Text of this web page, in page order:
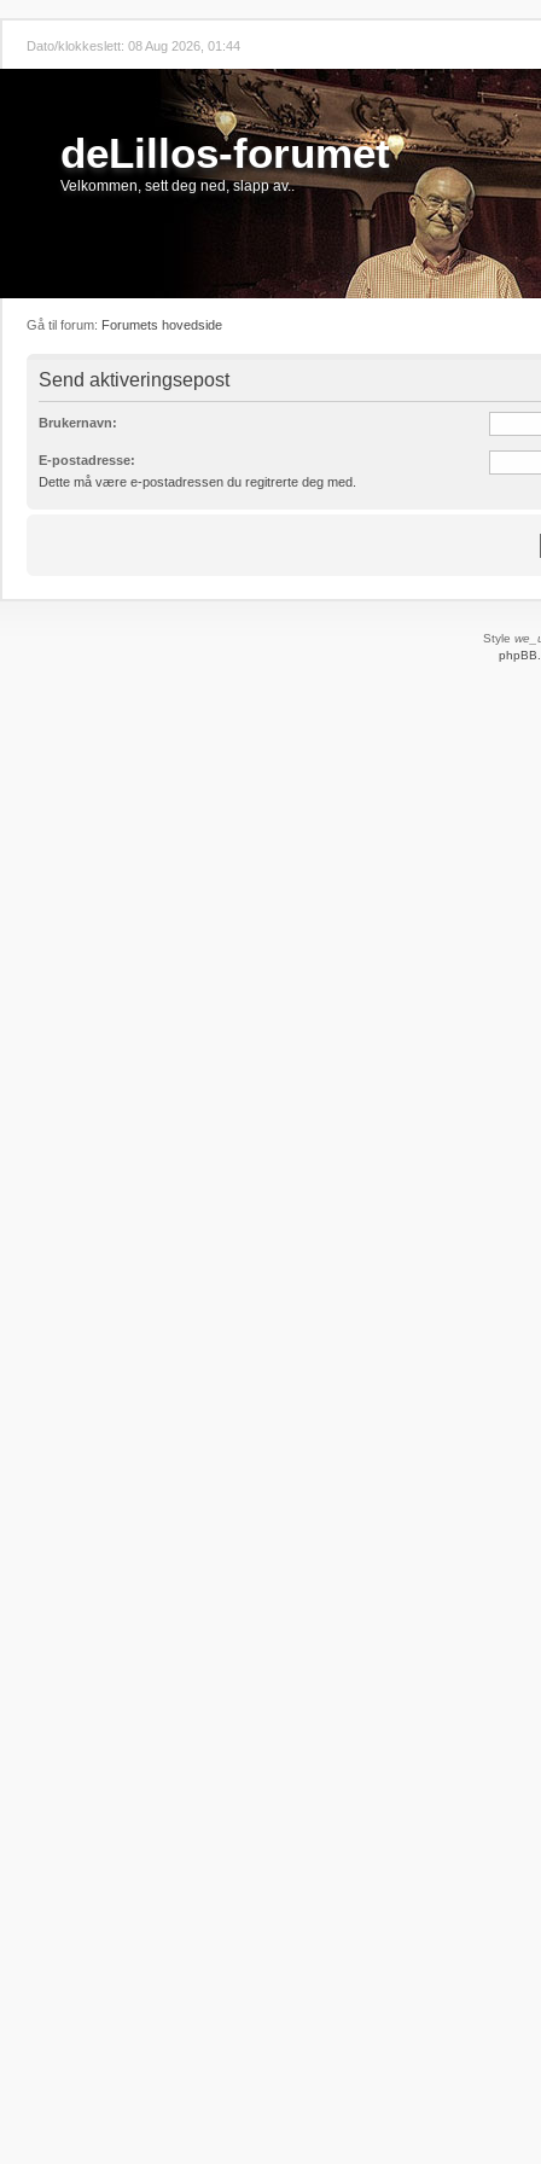
Dato/klokkeslett: 08 Aug 2026, 01:44
deLillos-forumet
Velkommen, sett deg ned, slapp av..
Gå til forum: Forumets hovedside
Send aktiveringsepost
Brukernavn:
E-postadresse:
Dette må være e-postadressen du regitrerte deg med.
Style